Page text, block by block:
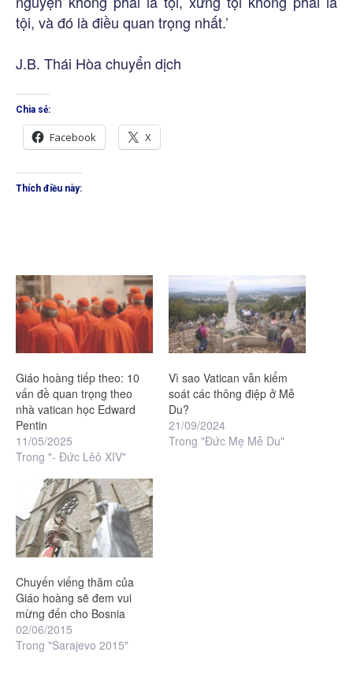
tội, và đó là điều quan trọng nhất.’
J.B. Thái Hòa chuyển dịch
Chia sẻ:
Facebook X
Thích điều này:
Giáo hoàng tiếp theo: 10
vấn đề quan trọng theo
nhà vatican học Edward
Pentin
11/05/2025
Trong "- Đức Lêô XIV"
Vì sao Vatican vẫn kiểm
soát các thông điệp ở Mễ
Du?
21/09/2024
Trong "Đức Mẹ Mễ Du"
Chuyến viếng thăm của
Giáo hoàng sẽ đem vui
mừng đến cho Bosnia
02/06/2015
Trong "Sarajevo 2015"